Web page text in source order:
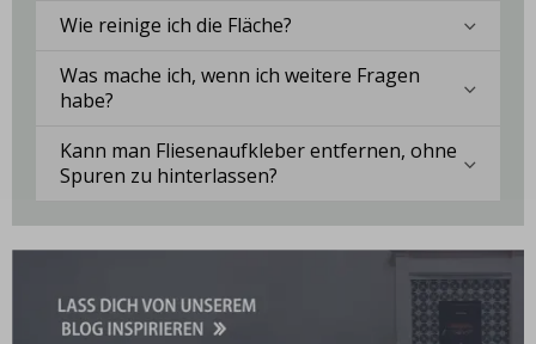
Wie reinige ich die Fläche?
Was mache ich, wenn ich weitere Fragen
habe?
Kann man Fliesenaufkleber entfernen, ohne
Spuren zu hinterlassen?